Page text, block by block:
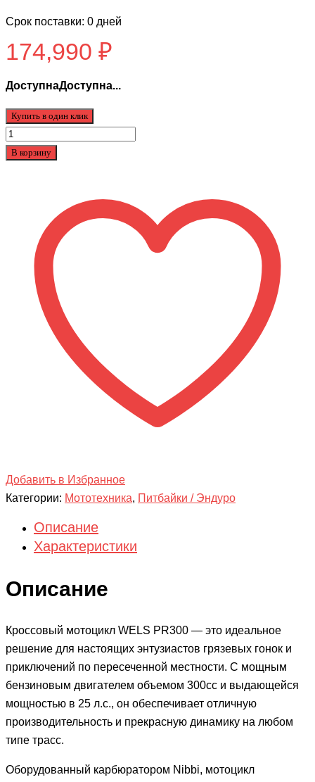
Срок поставки: 0 дней
174,990 ₽
ДоступнаДоступна...
Купить в один клик
Количество
товара
В корзину
Добавить в Избранное
Категории: Мототехника, Питбайки / Эндуро
Описание
Характеристики
Описание
Кроссовый мотоцикл WELS PR300 — это идеальное
решение для настоящих энтузиастов грязевых гонок и
приключений по пересеченной местности. С мощным
бензиновым двигателем объемом 300cc и выдающейся
мощностью в 25 л.с., он обеспечивает отличную
производительность и прекрасную динамику на любом
типе трасс.
Оборудованный карбюратором Nibbi, мотоцикл